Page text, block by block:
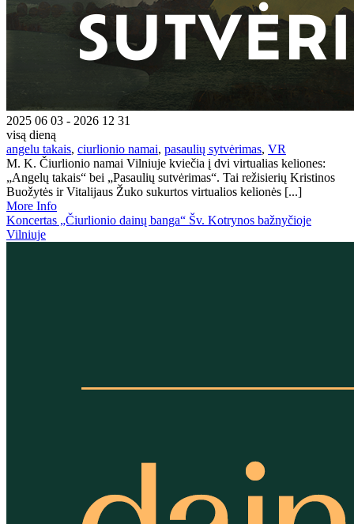
2025 06 03 - 2026 12 31
visą dieną
angelu takais, ciurlionio namai, pasaulių sytvėrimas, VR
M. K. Čiurlionio namai Vilniuje kviečia į dvi virtualias keliones:
„Angelų takais“ bei „Pasaulių sutvėrimas“. Tai režisierių Kristinos
Buožytės ir Vitalijaus Žuko sukurtos virtualios kelionės [...]
More Info
Koncertas „Čiurlionio dainų banga“ Šv. Kotrynos bažnyčioje
Vilniuje